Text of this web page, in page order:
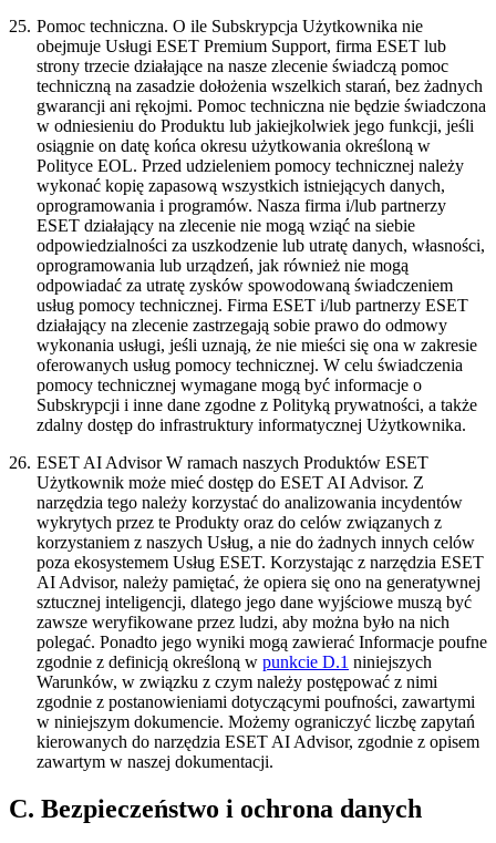
25. Pomoc techniczna. O ile Subskrypcja Użytkownika nie
obejmuje Usługi ESET Premium Support, firma ESET lub
strony trzecie działające na nasze zlecenie świadczą pomoc
techniczną na zasadzie dołożenia wszelkich starań, bez żadnych
gwarancji ani rękojmi. Pomoc techniczna nie będzie świadczona
w odniesieniu do Produktu lub jakiejkolwiek jego funkcji, jeśli
osiągnie on datę końca okresu użytkowania określoną w
Polityce EOL. Przed udzieleniem pomocy technicznej należy
wykonać kopię zapasową wszystkich istniejących danych,
oprogramowania i programów. Nasza firma i/lub partnerzy
ESET działający na zlecenie nie mogą wziąć na siebie
odpowiedzialności za uszkodzenie lub utratę danych, własności,
oprogramowania lub urządzeń, jak również nie mogą
odpowiadać za utratę zysków spowodowaną świadczeniem
usług pomocy technicznej. Firma ESET i/lub partnerzy ESET
działający na zlecenie zastrzegają sobie prawo do odmowy
wykonania usługi, jeśli uznają, że nie mieści się ona w zakresie
oferowanych usług pomocy technicznej. W celu świadczenia
pomocy technicznej wymagane mogą być informacje o
Subskrypcji i inne dane zgodne z Polityką prywatności, a także
zdalny dostęp do infrastruktury informatycznej Użytkownika.
26. ESET AI AdvisorW ramach naszych Produktów ESET
Użytkownik może mieć dostęp do ESET AI Advisor. Z
narzędzia tego należy korzystać do analizowania incydentów
wykrytych przez te Produkty oraz do celów związanych z
korzystaniem z naszych Usług, a nie do żadnych innych celów
poza ekosystemem Usług ESET. Korzystając z narzędzia ESET
AI Advisor, należy pamiętać, że opiera się ono na generatywnej
sztucznej inteligencji, dlatego jego dane wyjściowe muszą być
zawsze weryfikowane przez ludzi, aby można było na nich
polegać. Ponadto jego wyniki mogą zawierać Informacje poufne
zgodnie z definicją określoną w punkcie D.1 niniejszych
Warunków, w związku z czym należy postępować z nimi
zgodnie z postanowieniami dotyczącymi poufności, zawartymi
w niniejszym dokumencie. Możemy ograniczyć liczbę zapytań
kierowanych do narzędzia ESET AI Advisor, zgodnie z opisem
zawartym w naszej dokumentacji.
C. Bezpieczeństwo i ochrona danych